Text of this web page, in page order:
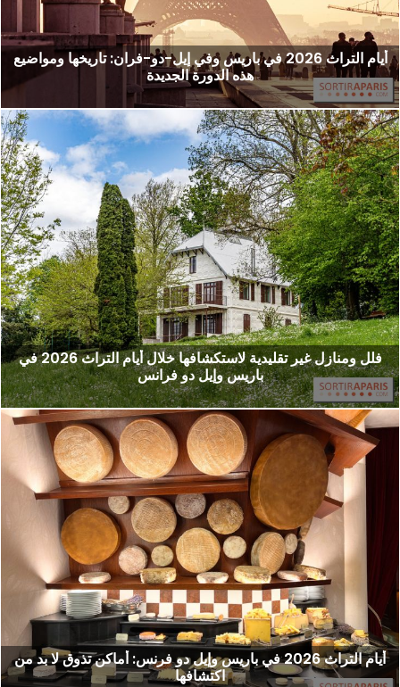
أيام التراث 2026 في باريس وفي إيل-دو-فران: تاريخها ومواضيع
هذه الدورة الجديدة
فلل ومنازل غير تقليدية لاستكشافها خلال أيام التراث 2026 في
باريس وإيل دو فرانس
أيام التراث 2026 في باريس وإيل دو فرنس: أماكن تذوق لا بد من
اكتشافها